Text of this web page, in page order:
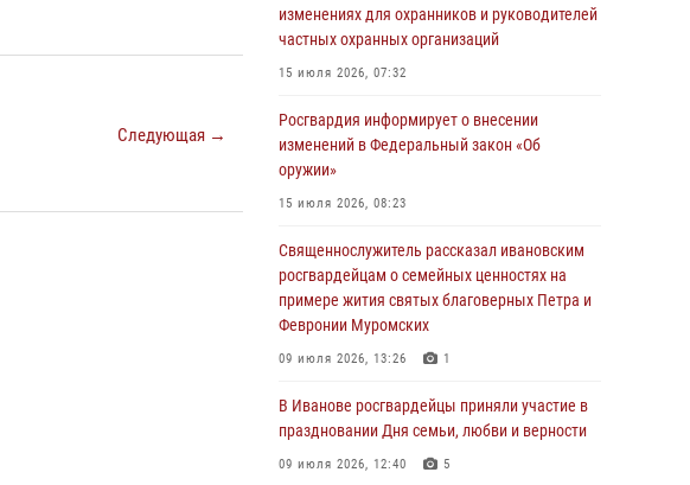
Следующая →
В Иванове росгвардейцы оказали помощь
пожилому мужчине, которому стало плохо во
В Иванове личный состав Росгвардии принял
участие в торжественных мероприятиях,
02 августа 2026, 11:46 13
Мероприятия в рамках акции «Каникулы с
Росгвардией» продолжаются в Ивановской
В Ивановской области при содействии
Росгвардии задержаны подозреваемые в
изменениях для охранников и руководителей
частных охранных организаций
15 июля 2026, 07:32
Росгвардия информирует о внесении
изменений в Федеральный закон «Об
оружии»
15 июля 2026, 08:23
Священнослужитель рассказал ивановским
росгвардейцам о семейных ценностях на
примере жития святых благоверных Петра и
Февронии Муромских
09 июля 2026, 13:26 1
В Иванове росгвардейцы приняли участие в
праздновании Дня семьи, любви и верности
09 июля 2026, 12:40 5